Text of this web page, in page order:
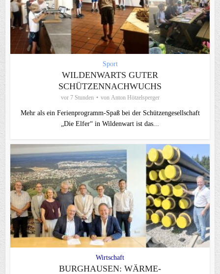
Sport
WILDENWARTS GUTER
SCHÜTZENNACHWUCHS
vor 7 Stunden von Anton Hötzelsperger
Mehr als ein Ferienprogramm-Spaß bei der Schützengesellschaft
„Die Elfer“ in Wildenwart ist das...
Wirtschaft
BURGHAUSEN: WÄRME-